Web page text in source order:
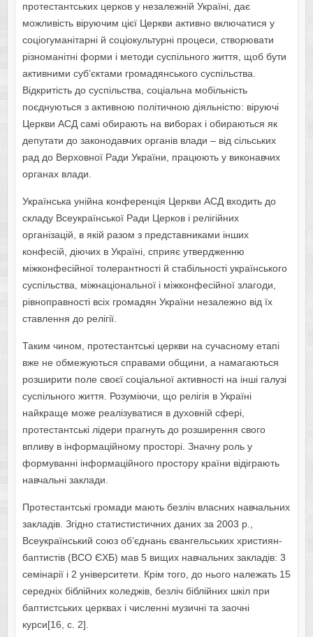
протестантських церков у незалежній Україні, дає
можливість віруючим цієї Церкви активно включатися у
соціогуманітарні й соціокультурні процеси, створювати
різноманітні форми і методи суспільного життя, щоб бути
активними суб’єктами громадянського суспільства.
Відкритість до суспільства, соціальна мобільність
поєднуються з активною політичною діяльністю: віруючі
Церкви АСД самі обирають на виборах і обираються як
депутати до законодавчих органів влади – від сільських
рад до Верховної Ради України, працюють у виконавчих
органах влади.
Українська унійна конференція Церкви АСД входить до
складу Всеукраїнської Ради Церков і релігійних
організацій, в якій разом з представниками інших
конфесій, діючих в Україні, сприяє утвердженню
міжконфесійної толерантності й стабільності українського
суспільства, міжнаціональної і міжконфесійної злагоди,
рівноправності всіх громадян України незалежно від їх
ставлення до релігії.
Таким чином, протестантські церкви на сучасному етапі
вже не обмежуються справами общини, а намагаються
розширити поле своєї соціальної активності на інші галузі
суспільного життя. Розуміючи, що релігія в Україні
найкраще може реалізуватися в духовній сфері,
протестантські лідери прагнуть до розширення свого
впливу в інформаційному просторі. Значну роль у
формуванні інформаційного простору країни відіграють
навчальні заклади.
Протестантські громади мають безліч власних навчальних
закладів. Згідно статистистичних даних за 2003 р.,
Всеукраїнський союз об’єднань євангельських християн-
баптистів (ВСО ЄХБ) мав 5 вищих навчальних закладів: 3
семінарії і 2 університети. Крім того, до нього належать 15
середніх біблійних коледжів, безліч біблійних шкіл при
баптистських церквах і численні музичні та заочні
курси[16, с. 2].